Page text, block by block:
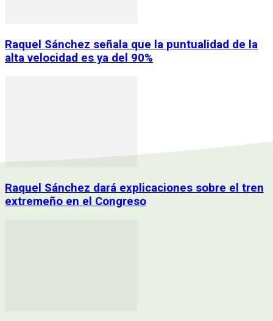
Raquel Sánchez señala que la puntualidad de la
alta velocidad es ya del 90%
Raquel Sánchez dará explicaciones sobre el tren
extremeño en el Congreso